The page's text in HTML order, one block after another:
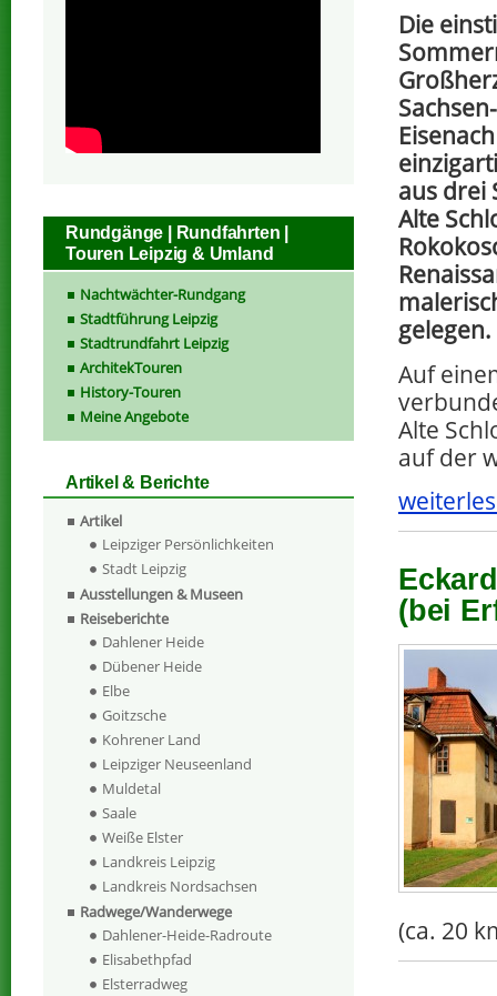
Die
aus drei
Alte
gelegen.
Auf
Alte
auf der
(bei
(ca. 20
Rundgänge | Rundfahrten |
Touren Leipzig & Umland
Nachtwächter-Rundgang
Stadtführung Leipzig
Stadtrundfahrt Leipzig
ArchitekTouren
History-Touren
Meine Angebote
Artikel & Berichte
Artikel
Leipziger Persönlichkeiten
Stadt Leipzig
Ausstellungen & Museen
Reiseberichte
Dahlener Heide
Dübener Heide
Elbe
Goitzsche
Kohrener Land
Leipziger Neuseenland
Muldetal
Saale
Weiße Elster
Landkreis Leipzig
Landkreis Nordsachsen
Radwege/Wanderwege
Dahlener-Heide-Radroute
Elisabethpfad
Elsterradweg